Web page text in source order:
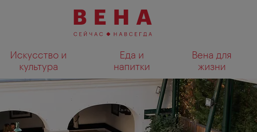
Искусство и
культура
Еда и
напитки
Вена для
жизни
Показать результаты поиска на карте